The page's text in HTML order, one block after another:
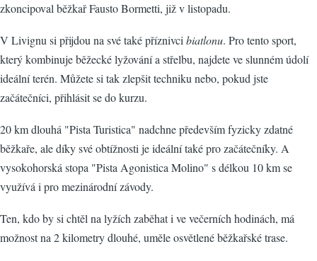
zkoncipoval běžkař Fausto Bormetti, již v listopadu.
V Livignu si přijdou na své také příznivci biatlonu. Pro tento sport,
který kombinuje běžecké lyžování a střelbu, najdete ve slunném údolí
ideální terén. Můžete si tak zlepšit techniku nebo, pokud jste
začátečníci, přihlásit se do kurzu.
20 km dlouhá "Pista Turistica" nadchne především fyzicky zdatné
běžkaře, ale díky své obtížnosti je ideální také pro začátečníky. A
vysokohorská stopa "Pista Agonistica Molino" s délkou 10 km se
využívá i pro mezinárodní závody.
Ten, kdo by si chtěl na lyžích zaběhat i ve večerních hodinách, má
možnost na 2 kilometry dlouhé, uměle osvětlené běžkařské trase.